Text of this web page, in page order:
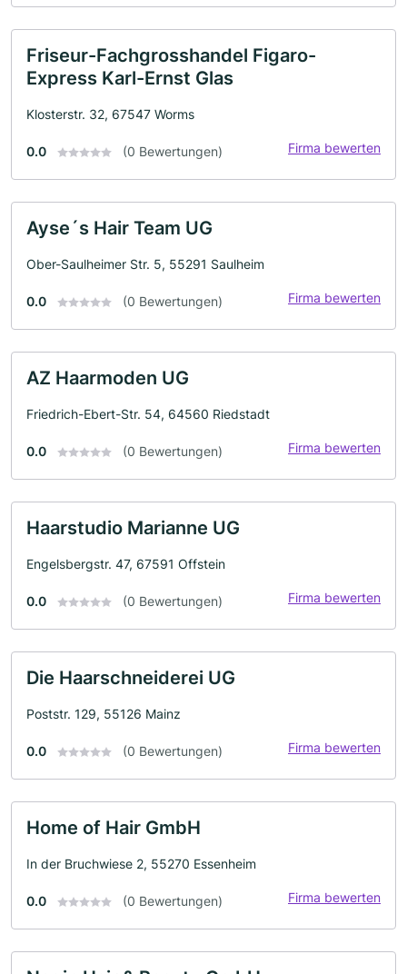
Friseur-Fachgrosshandel Figaro-
Express Karl-Ernst Glas
Klosterstr. 32, 67547 Worms
0.0 (0 Bewertungen) Firma bewerten
Ayse´s Hair Team UG
Ober-Saulheimer Str. 5, 55291 Saulheim
0.0 (0 Bewertungen) Firma bewerten
AZ Haarmoden UG
Friedrich-Ebert-Str. 54, 64560 Riedstadt
0.0 (0 Bewertungen) Firma bewerten
Haarstudio Marianne UG
Engelsbergstr. 47, 67591 Offstein
0.0 (0 Bewertungen) Firma bewerten
Die Haarschneiderei UG
Poststr. 129, 55126 Mainz
0.0 (0 Bewertungen) Firma bewerten
Home of Hair GmbH
In der Bruchwiese 2, 55270 Essenheim
0.0 (0 Bewertungen) Firma bewerten